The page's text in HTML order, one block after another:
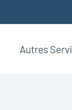
Autres